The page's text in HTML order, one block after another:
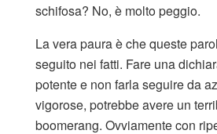
schifosa? No, è molto peggio.
La vera paura è che queste
seguito nei fatti. Fare una
potente e non farla seguire da
vigorose, potrebbe avere un
boomerang. Ovviamente con